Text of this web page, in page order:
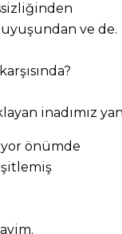
ve de.
inadımız
önümde